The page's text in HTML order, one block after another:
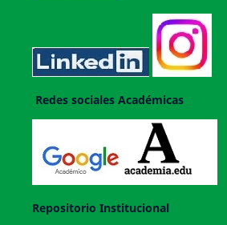
Redes sociales Académicas
Repositorio Institucional